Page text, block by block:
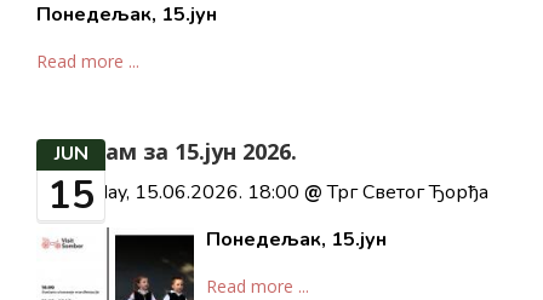
Понедељак, 15.јун
Read more ...
JUN
15
Програм за 15.јун 2026.
Monday, 15.06.2026. 18:00 @Трг Светог Ђорђа
Понедељак, 15.јун
Read more ...